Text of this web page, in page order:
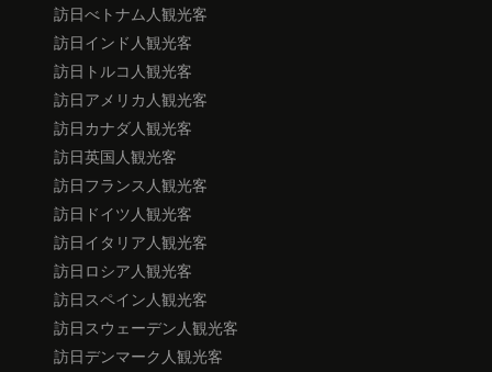
訪日べトナム人観光客
訪日インド人観光客
訪日トルコ人観光客
訪日アメリカ人観光客
訪日カナダ人観光客
訪日英国人観光客
訪日フランス人観光客
訪日ドイツ人観光客
訪日イタリア人観光客
訪日ロシア人観光客
訪日スペイン人観光客
訪日スウェーデン人観光客
訪日デンマーク人観光客